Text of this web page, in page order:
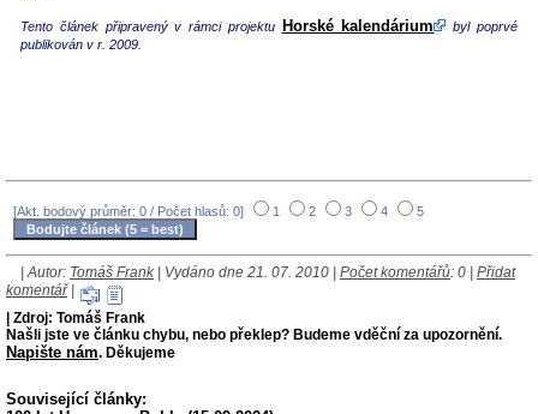
Tento článek připravený v rámci projektu Horské kalendárium
byl poprvé
publikován v r. 2009.
[Akt. bodový průměr: 0 / Počet hlasů: 0] 1 2 3 4 5
| Autor: Tomáš Frank | Vydáno dne 21. 07. 2010 | Počet komentářů: 0 | Přidat
komentář|
| Zdroj: Tomáš Frank
Našli jste ve článku chybu, nebo překlep? Budeme vděční za upozornění.
Napište nám. Děkujeme
Související články: